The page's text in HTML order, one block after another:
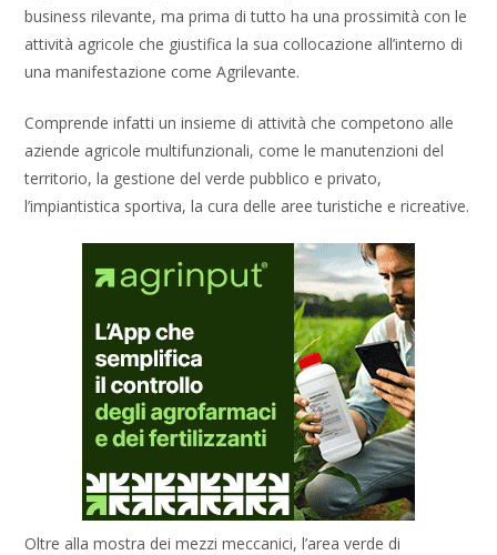
business rilevante, ma prima di tutto ha una prossimità con le
attività agricole che giustifica la sua collocazione all’interno di
una manifestazione come Agrilevante.
Comprende infatti un insieme di attività che competono alle
aziende agricole multifunzionali, come le manutenzioni del
territorio, la gestione del verde pubblico e privato,
l’impiantistica sportiva, la cura delle aree turistiche e ricreative.
Oltre alla mostra dei mezzi meccanici, l’area verde di